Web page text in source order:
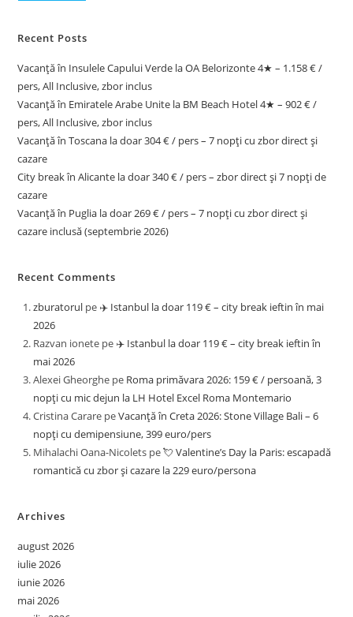
Recent Posts
Vacanță în Insulele Capului Verde la OA Belorizonte 4★ – 1.158 € /
pers, All Inclusive, zbor inclus
Vacanță în Emiratele Arabe Unite la BM Beach Hotel 4★ – 902 € /
pers, All Inclusive, zbor inclus
Vacanță în Toscana la doar 304 € / pers – 7 nopți cu zbor direct și
cazare
City break în Alicante la doar 340 € / pers – zbor direct și 7 nopți de
cazare
Vacanță în Puglia la doar 269 € / pers – 7 nopți cu zbor direct și
cazare inclusă (septembrie 2026)
Recent Comments
zburatorul pe ✈️ Istanbul la doar 119 € – city break ieftin în mai
2026
Razvan ionete pe ✈️ Istanbul la doar 119 € – city break ieftin în
mai 2026
Alexei Gheorghe pe Roma primăvara 2026: 159 € / persoană, 3
nopți cu mic dejun la LH Hotel Excel Roma Montemario
Cristina Carare peVacanță în Creta 2026: Stone Village Bali – 6
nopți cu demipensiune, 399 euro/pers
Mihalachi Oana-Nicolets pe💘 Valentine’s Day la Paris: escapadă
romantică cu zbor și cazare la 229 euro/persona
Archives
august 2026
iulie 2026
iunie 2026
mai 2026